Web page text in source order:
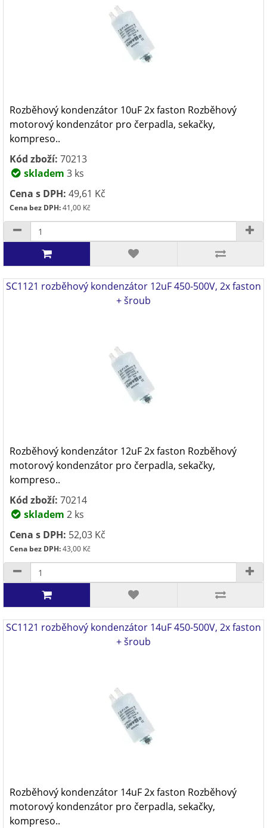
Rozběhový kondenzátor 10uF 2x faston Rozběhový
motorový kondenzátor pro čerpadla, sekačky,
kompreso..
Kód zboží: 70213
skladem 3 ks
Cena s DPH: 49,61 Kč
Cena bez DPH:41,00 Kč
SC1121 rozběhový kondenzátor 12uF 450-500V, 2x faston
+ šroub
Rozběhový kondenzátor 12uF 2x faston Rozběhový
motorový kondenzátor pro čerpadla, sekačky,
kompreso..
Kód zboží: 70214
skladem 2 ks
Cena s DPH: 52,03 Kč
Cena bez DPH:43,00 Kč
SC1121 rozběhový kondenzátor 14uF 450-500V, 2x faston
+ šroub
Rozběhový kondenzátor 14uF 2x faston Rozběhový
motorový kondenzátor pro čerpadla, sekačky,
kompreso..